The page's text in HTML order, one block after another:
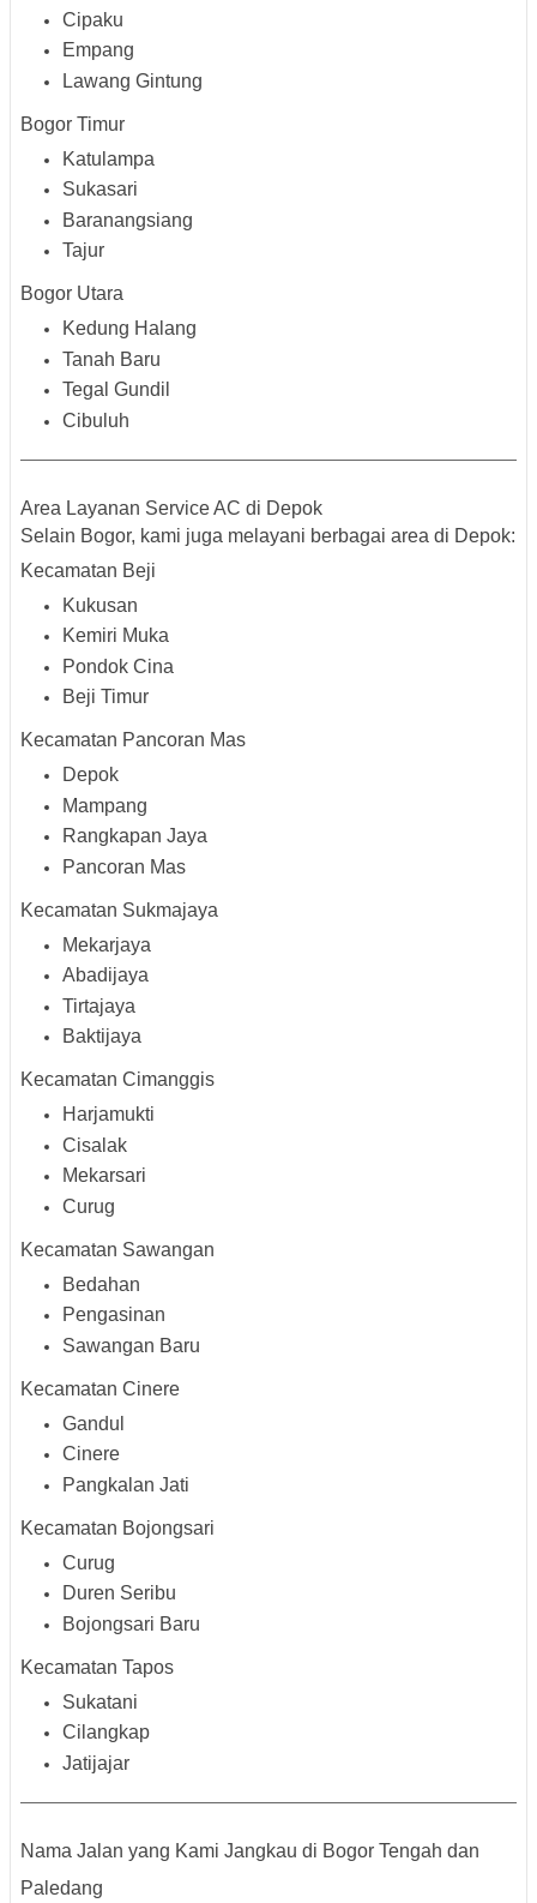
Cipaku
Empang
Lawang Gintung
Bogor Timur
Katulampa
Sukasari
Baranangsiang
Tajur
Bogor Utara
Kedung Halang
Tanah Baru
Tegal Gundil
Cibuluh
Area Layanan Service AC di Depok
Selain Bogor, kami juga melayani berbagai area di Depok:
Kecamatan Beji
Kukusan
Kemiri Muka
Pondok Cina
Beji Timur
Kecamatan Pancoran Mas
Depok
Mampang
Rangkapan Jaya
Pancoran Mas
Kecamatan Sukmajaya
Mekarjaya
Abadijaya
Tirtajaya
Baktijaya
Kecamatan Cimanggis
Harjamukti
Cisalak
Mekarsari
Curug
Kecamatan Sawangan
Bedahan
Pengasinan
Sawangan Baru
Kecamatan Cinere
Gandul
Cinere
Pangkalan Jati
Kecamatan Bojongsari
Curug
Duren Seribu
Bojongsari Baru
Kecamatan Tapos
Sukatani
Cilangkap
Jatijajar
Nama Jalan yang Kami Jangkau di Bogor Tengah dan
Paledang